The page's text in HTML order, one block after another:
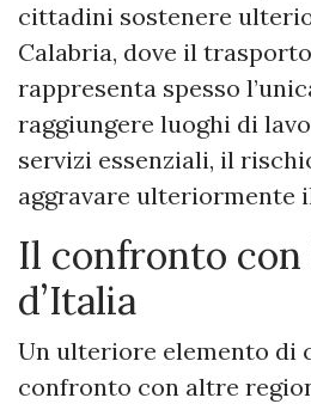
cittadini sostenere
Calabria, dove il
rappresenta spesso
raggiungere luoghi di
servizi essenziali, il
aggravare ulteriormente
Il confronto
d’Italia
Un ulteriore elemento
confronto con altre